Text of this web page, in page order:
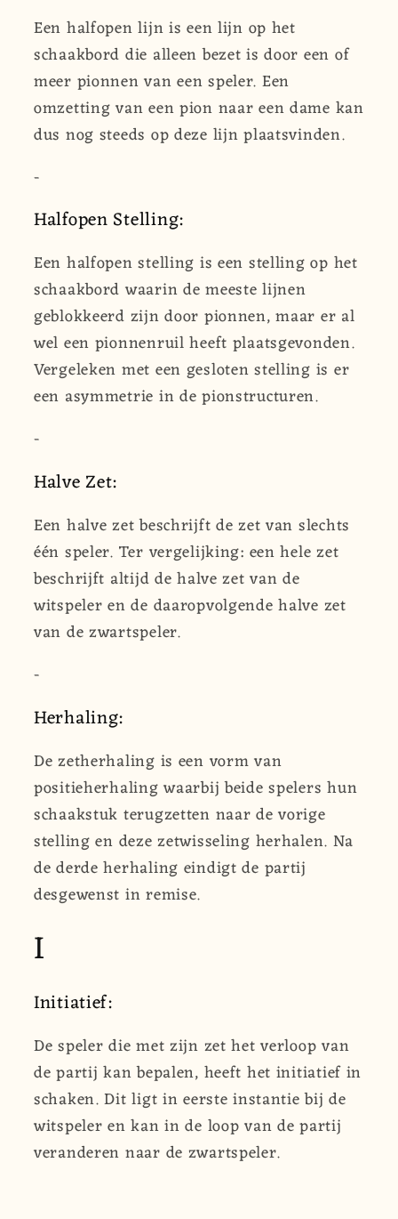
Een halfopen lijn is een lijn op het
schaakbord die alleen bezet is door een of
meer pionnen van een speler. Een
omzetting van een pion naar een dame kan
dus nog steeds op deze lijn plaatsvinden.
-
Halfopen Stelling:
Een halfopen stelling is een stelling op het
schaakbord waarin de meeste lijnen
geblokkeerd zijn door pionnen, maar er al
wel een pionnenruil heeft plaatsgevonden.
Vergeleken met een gesloten stelling is er
een asymmetrie in de pionstructuren.
-
Halve Zet:
Een halve zet beschrijft de zet van slechts
één speler. Ter vergelijking: een hele zet
beschrijft altijd de halve zet van de
witspeler en de daaropvolgende halve zet
van de zwartspeler.
-
Herhaling:
De zetherhaling is een vorm van
positieherhaling waarbij beide spelers hun
schaakstuk terugzetten naar de vorige
stelling en deze zetwisseling herhalen. Na
de derde herhaling eindigt de partij
desgewenst in remise.
I
Initiatief:
De speler die met zijn zet het verloop van
de partij kan bepalen, heeft het initiatief in
schaken. Dit ligt in eerste instantie bij de
witspeler en kan in de loop van de partij
veranderen naar de zwartspeler.